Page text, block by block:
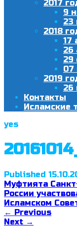
2017
9
23
2018
17
26
29
07
2019
26
Контакты
Исламские
yes
Published
Муфтията
России
Исламском
← Previous
Next →